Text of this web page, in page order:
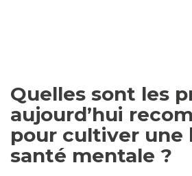
Quelles sont les
aujourd’hui
pour cultiver une
santé mentale ?